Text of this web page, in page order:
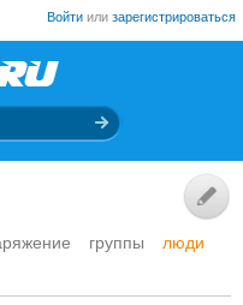
Войти или зарегистрироваться
группы
люди